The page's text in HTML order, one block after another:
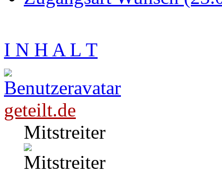
I N H A L T
geteilt.de
Mitstreiter